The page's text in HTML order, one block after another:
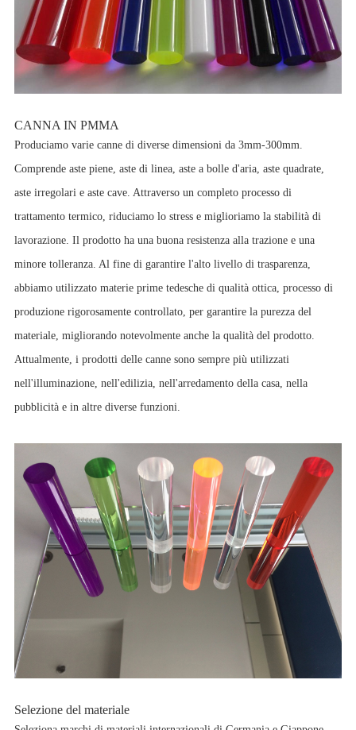
CANNA IN PMMA
Produciamo varie canne di diverse dimensioni da 3mm-300mm.
Comprende aste piene, aste di linea, aste a bolle d'aria, aste quadrate,
aste irregolari e aste cave. Attraverso un completo processo di
trattamento termico, riduciamo lo stress e miglioriamo la stabilità di
lavorazione. Il prodotto ha una buona resistenza alla trazione e una
minore tolleranza. Al fine di garantire l'alto livello di trasparenza,
abbiamo utilizzato materie prime tedesche di qualità ottica, processo di
produzione rigorosamente controllato, per garantire la purezza del
materiale, migliorando notevolmente anche la qualità del prodotto.
Attualmente, i prodotti delle canne sono sempre più utilizzati
nell'illuminazione, nell'edilizia, nell'arredamento della casa, nella
pubblicità e in altre diverse funzioni.
Selezione del materiale